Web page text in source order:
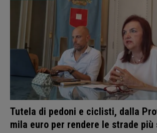
Tutela di pedoni e ciclisti, dalla
mila euro per rendere le strade più